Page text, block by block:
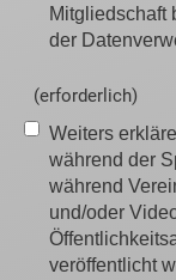
Mitgliedschaft
der
(erforderlich)
Weiters
während der
während
und/oder
veröffentlicht